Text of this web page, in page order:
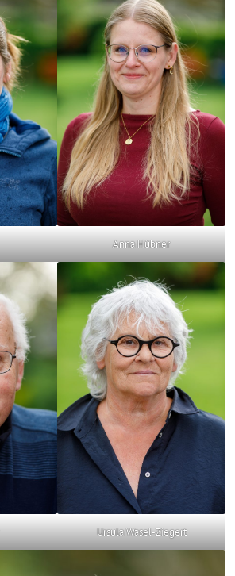
Anna Hübner
Ursula Wasel-Ziegert